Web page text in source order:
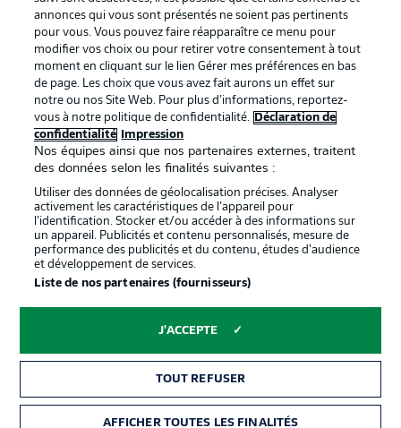
BUNDESLIGA APP
Proposé par
Gérer mes préférences
Déclaration de Diffuseurs
annonces qui vous sont présentés ne soient pas pertinents
pour vous. Vous pouvez faire réapparaître ce menu pour
modifier vos choix ou pour retirer votre consentement à tout
moment en cliquant sur le lien Gérer mes préférences en bas
de page. Les choix que vous avez fait aurons un effet sur
notre ou nos Site Web. Pour plus d’informations, reportez-
vous à notre politique de confidentialité.
Déclaration de
confidentialité
Impression
Nos équipes ainsi que nos partenaires externes, traitent
des données selon les finalités suivantes :
Utiliser des données de géolocalisation précises. Analyser
activement les caractéristiques de l’appareil pour
l’identification. Stocker et/ou accéder à des informations sur
un appareil. Publicités et contenu personnalisés, mesure de
performance des publicités et du contenu, études d’audience
et développement de services.
Liste de nos partenaires (fournisseurs)
J'ACCEPTE
TOUT REFUSER
AFFICHER TOUTES LES FINALITÉS